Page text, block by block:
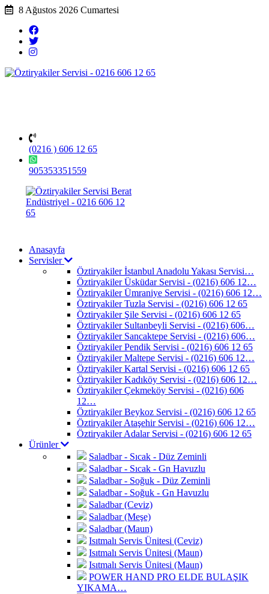
8 Ağustos 2026 Cumartesi
(0216 ) 606 12 65
905353351559
Anasayfa
Servisler
Öztiryakiler İstanbul Anadolu Yakası Servisi…
Öztiryakiler Üsküdar Servisi - (0216) 606 12…
Öztiryakiler Ümraniye Servisi - (0216) 606 12…
Öztiryakiler Tuzla Servisi - (0216) 606 12 65
Öztiryakiler Şile Servisi - (0216) 606 12 65
Öztiryakiler Sultanbeyli Servisi - (0216) 606…
Öztiryakiler Sancaktepe Servisi - (0216) 606…
Öztiryakiler Pendik Servisi - (0216) 606 12 65
Öztiryakiler Maltepe Servisi - (0216) 606 12…
Öztiryakiler Kartal Servisi - (0216) 606 12 65
Öztiryakiler Kadıköy Servisi - (0216) 606 12…
Öztiryakiler Çekmeköy Servisi - (0216) 606
12…
Öztiryakiler Beykoz Servisi - (0216) 606 12 65
Öztiryakiler Ataşehir Servisi - (0216) 606 12…
Öztiryakiler Adalar Servisi - (0216) 606 12 65
Ürünler
Saladbar - Sıcak - Düz Zeminli
Saladbar - Sıcak - Gn Havuzlu
Saladbar - Soğuk - Düz Zeminli
Saladbar - Soğuk - Gn Havuzlu
Saladbar (Ceviz)
Saladbar (Meşe)
Saladbar (Maun)
Isıtmalı Servis Ünitesi (Ceviz)
Isıtmalı Servis Ünitesi (Maun)
Isıtmalı Servis Ünitesi (Maun)
POWER HAND PRO ELDE BULAŞIK
YIKAMA…